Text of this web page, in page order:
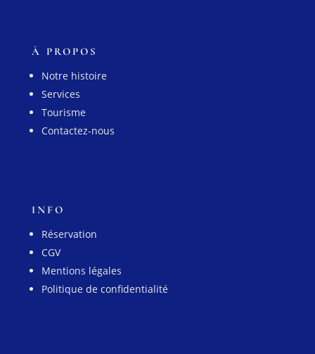
À PROPOS
Notre histoire
Services
Tourisme
Contactez-nous
INFO
Réservation
CGV
Mentions légales
Politique de confidentialité